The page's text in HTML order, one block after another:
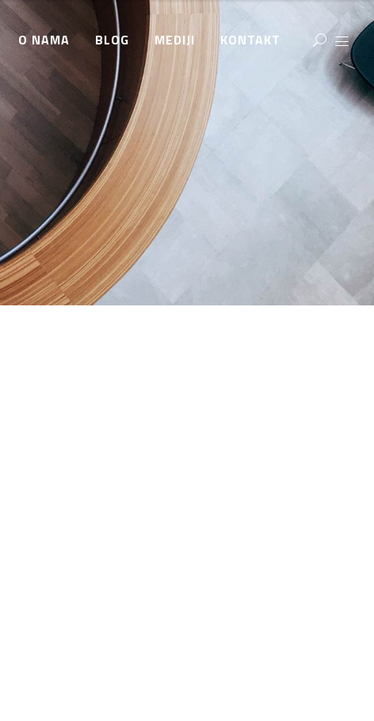
O NAMA BLOG MEDIJI KONTAKT